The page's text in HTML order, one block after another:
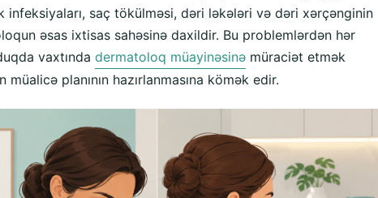
infeksiyaları, saç tökülməsi, dəri ləkələri və dəri xərçənginin
əsas ixtisas sahəsinə daxildir. Bu problemlərdən hər
vaxtında dermatoloq müayinəsinə müraciət etmək
planının hazırlanmasına kömək edir.